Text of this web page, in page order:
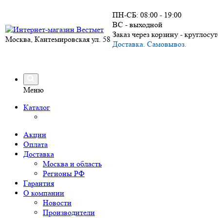
Москва, Кантемировская ул. 58
ПН-СБ: 08:00 - 19:00
ВС - выходной
Заказ через корзину -
Доставка. Самовывоз.
Меню
Каталог
Акции
Оплата
Доставка
Москва и область
Регионы РФ
Гарантия
О компании
Новости
Производители